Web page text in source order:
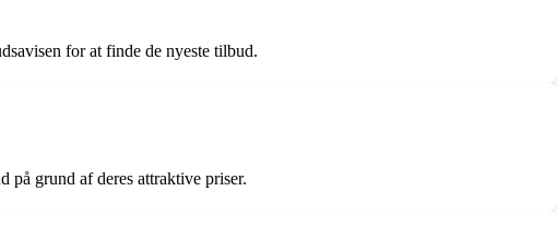
for at finde de nyeste tilbud.
på grund af deres attraktive priser.